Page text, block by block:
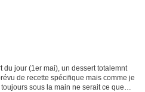
jour (1er mai), un dessert totalemnt
de recette spécifique mais comme je
sous la main ne serait ce que